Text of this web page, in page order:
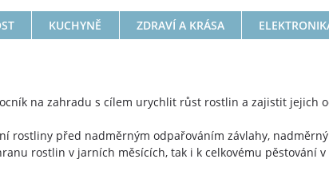
KUCHYNĚ ZDRAVÍ A KRÁSA
na zahradu s cílem urychlit růst rostlin a zajistit jejich
rostliny před nadměrným odpařováním závlahy,
rostlin v jarních měsících, tak i k celkovému pěstování v